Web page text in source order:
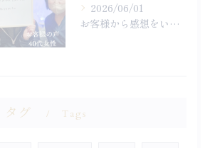
2026/06/01
お客様から感想をいただきました
タグ Tags